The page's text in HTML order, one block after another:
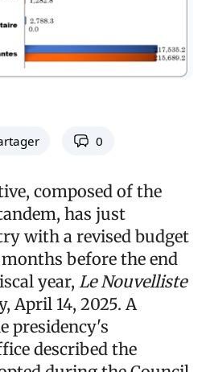
0
composed of the
has just
with a revised budget
before the end
year, Le Nouvelliste
April 14, 2025. A
presidency's
described the